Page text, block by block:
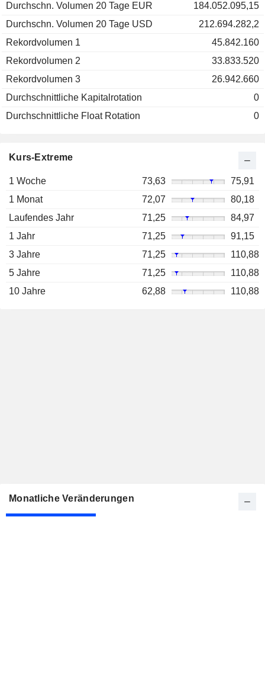
Durchschn. Volumen 20 Tage EUR
184.052.095,15
Durchschn. Volumen 20 Tage USD
212.694.282,2
Rekordvolumen 1
45.842.160
Rekordvolumen 2
33.833.520
Rekordvolumen 3
26.942.660
Durchschnittliche Kapitalrotation
0
Durchschnittliche Float Rotation
0
Kurs-Extreme
1 Woche 73,63
75,91
1 Monat
72,07
80,18
Laufendes Jahr
71,25
84,97
1 Jahr
71,25
91,15
3 Jahre
71,25
110,88
5 Jahre
71,25
110,88
10 Jahre
62,88 110,88
Monatliche Veränderungen